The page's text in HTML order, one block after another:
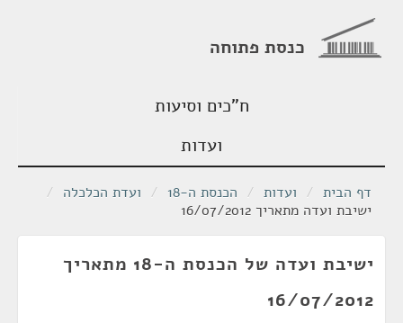
כנסת פתוחה
ח"כים וסיעות
ועדות
דף הבית / ועדות / הכנסת ה-18 / ועדת הכלכלה /
ישיבת ועדה מתאריך 16/07/2012
ישיבת ועדה של הכנסת ה-18 מתאריך
16/07/2012